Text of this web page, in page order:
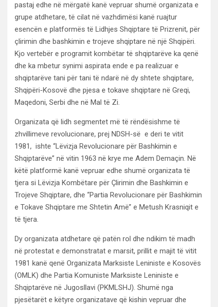
pastaj edhe në mërgatë kanë vepruar shumë organizata e
grupe atdhetare, të cilat në vazhdimësi kanë ruajtur
esencën e platformës të Lidhjes Shqiptare të Prizrenit, për
çlirimin dhe bashkimin e trojeve shqiptare në një Shqipëri.
Kjo vertebër e programit kombëtar të shqiptarëve ka qenë
dhe ka mbetur synimi aspirata ende e pa realizuar e
shqiptarëve tani për tani të ndarë në dy shtete shqiptare,
Shqipëri-Kosovë dhe pjesa e tokave shqiptare në Greqi,
Maqedoni, Serbi dhe në Mal të Zi.
Organizata që lidh segmentet më të rëndësishme të
zhvillimeve revolucionare, prej NDSH-së e deri te vitit
1981, ishte “Lëvizja Revolucionare për Bashkimin e
Shqiptarëve” në vitin 1963 në krye me Adem Demaçin. Në
këtë platformë kanë vepruar edhe shumë organizata të
tjera si Lëvizja Kombëtare për Çlirimin dhe Bashkimin e
Trojeve Shqiptare, dhe “Partia Revolucionare për Bashkimin
e Tokave Shqiptare me Shtetin Amë” e Metush Krasniqit e
të tjera.
Dy organizata atdhetare që patën rol dhe ndikim të madh
në protestat e demonstratat e marsit, prillit e majit të vitit
1981 kanë qenë Organizata Marksiste Leniniste e Kosovës
(OMLK) dhe Partia Komuniste Marksiste Leniniste e
Shqiptarëve në Jugosllavi (PKMLSHJ). Shumë nga
pjesëtarët e këtyre organizatave që kishin vepruar dhe